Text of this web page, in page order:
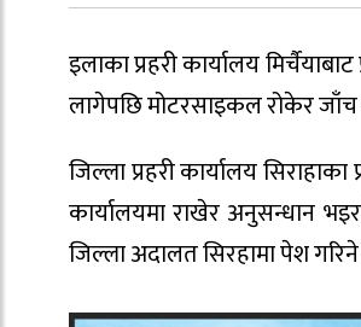
इलाका प्रहरी कार्यालय
लागेपछि मोटरसाइकल रोकेर
जिल्ला प्रहरी कार्यालय
कार्यालयमा राखेर अनुसन्धान
जिल्ला अदालत सिरहामा पेश